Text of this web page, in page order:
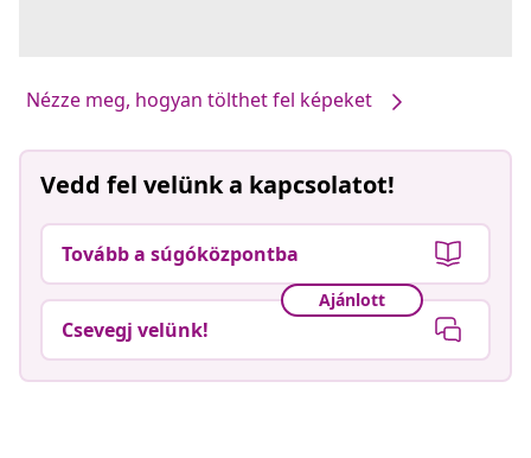
Nézze meg, hogyan tölthet fel képeket
Vedd fel velünk a kapcsolatot!
Tovább a súgóközpontba
Ajánlott
Csevegj velünk!